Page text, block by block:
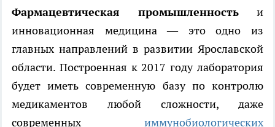
Фармацевтическая промышленность и
инновационная медицина — это одно из
главных направлений в развитии Ярославской
области. Построенная к 2017 году лаборатория
будет иметь современную базу по контролю
медикаментов любой сложности, даже
современных иммунобиологических